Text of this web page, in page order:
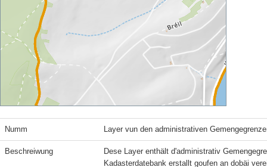
Numm Layer vun den administrativen
Beschreiwung
Dese Layer enthält d'administrativ
Kadasterdatebank erstallt goufen an dobäi